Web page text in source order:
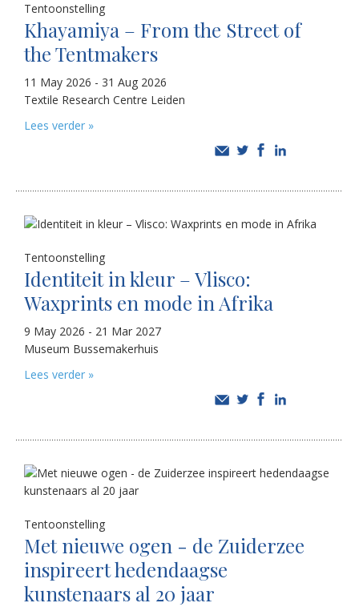
Tentoonstelling
Khayamiya – From the Street of
the Tentmakers
11 May 2026 - 31 Aug 2026
Textile Research Centre Leiden
Lees verder »
Tentoonstelling
Identiteit in kleur – Vlisco:
Waxprints en mode in Afrika
9 May 2026 - 21 Mar 2027
Museum Bussemakerhuis
Lees verder »
Tentoonstelling
Met nieuwe ogen - de Zuiderzee
inspireert hedendaagse
kunstenaars al 20 jaar